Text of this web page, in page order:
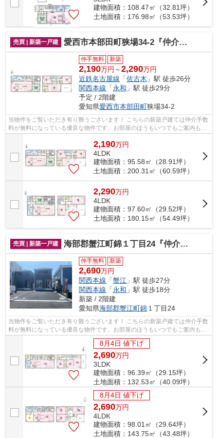
建物面積：108.47㎡（32.81坪）
土地面積：176.98㎡（53.53坪）
売買 | 新築一戸建 愛西市本部田町狭場34-2『仲介料無料』新築戸建て
仲手無料 新築
2,190万円～2,290万円
近鉄名古屋線 「佐古木 」駅 徒歩26分
関西本線 「永和 」駅 徒歩29分
予定 / 2階建
愛知県愛西市本部田町狭場34-2
当物件をご覧いただき有り難うございます！ こちらの新築戸建ては仲介手数
料が無料になっている優良な物件です。お部屋のほうもいつでもご案内もさ
2,190万円
4LDK
建物面積：95.58㎡（28.91坪）
土地面積：200.31㎡（60.59坪）
2,290万円
4LDK
建物面積：97.60㎡（29.52坪）
土地面積：180.15㎡（54.49坪）
売買 | 新築一戸建 海部郡蟹江町錦１丁目24『仲介料無料』新築戸建て
仲手無料 新築
2,690万円
関西本線 「蟹江 」駅 徒歩27分
関西本線 「永和 」駅 徒歩18分
新築 / 2階建
愛知県海部郡蟹江町錦 １丁目24
当物件をご覧いただき有り難うございます！ こちらの新築戸建ては仲介手数
料が無料になっている優良な物件です。お部屋のほうもいつでもご案内もさ
せて頂きますのでお気軽にお問合せ下...
8月4日 値下げ
2,690万円
3LDK
建物面積：96.39㎡（29.15坪）
土地面積：132.53㎡（40.09坪）
8月4日 値下げ
2,690万円
4LDK
建物面積：98.01㎡（29.64坪）
土地面積：143.75㎡（43.48坪）